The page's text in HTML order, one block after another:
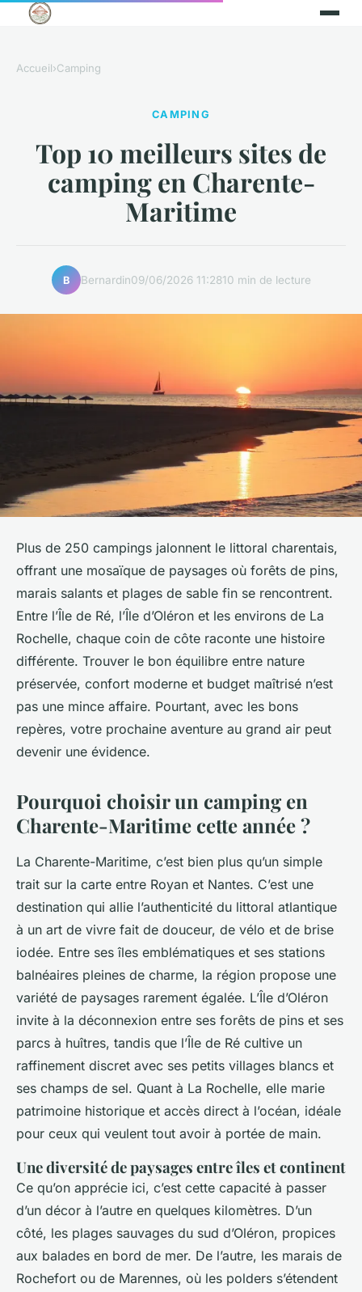
Accueil›Camping
CAMPING
Top 10 meilleurs sites de
camping en Charente-
Maritime
B Bernardin09/06/2026 11:2810 min de lecture
Plus de 250 campings jalonnent le littoral charentais,
offrant une mosaïque de paysages où forêts de pins,
marais salants et plages de sable fin se rencontrent.
Entre l’Île de Ré, l’Île d’Oléron et les environs de La
Rochelle, chaque coin de côte raconte une histoire
différente. Trouver le bon équilibre entre nature
préservée, confort moderne et budget maîtrisé n’est
pas une mince affaire. Pourtant, avec les bons
repères, votre prochaine aventure au grand air peut
devenir une évidence.
Pourquoi choisir un camping en
Charente-Maritime cette année ?
La Charente-Maritime, c’est bien plus qu’un simple
trait sur la carte entre Royan et Nantes. C’est une
destination qui allie l’authenticité du littoral atlantique
à un art de vivre fait de douceur, de vélo et de brise
iodée. Entre ses îles emblématiques et ses stations
balnéaires pleines de charme, la région propose une
variété de paysages rarement égalée. L’Île d’Oléron
invite à la déconnexion entre ses forêts de pins et ses
parcs à huîtres, tandis que l’Île de Ré cultive un
raffinement discret avec ses petits villages blancs et
ses champs de sel. Quant à La Rochelle, elle marie
patrimoine historique et accès direct à l’océan, idéale
pour ceux qui veulent tout avoir à portée de main.
Une diversité de paysages entre îles et continent
Ce qu’on apprécie ici, c’est cette capacité à passer
d’un décor à l’autre en quelques kilomètres. D’un
côté, les plages sauvages du sud d’Oléron, propices
aux balades en bord de mer. De l’autre, les marais de
Rochefort ou de Marennes, où les polders s’étendent